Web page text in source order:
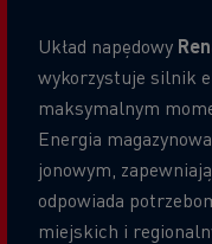
Układ napędowy
wykorzystuje silnik
maksymalnym
Energia
jonowym,
odpowiada
miejskich i